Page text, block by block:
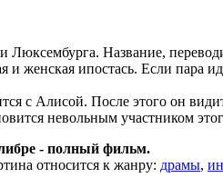
Название,
ипостась. Если пара
с Алисой. После этого он
невольным участником
- полный фильм.
относится к жанру: драмы,